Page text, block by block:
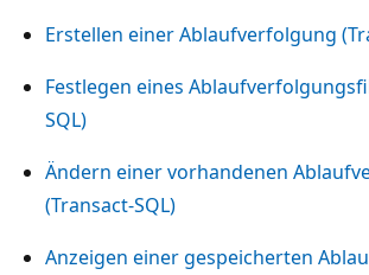
Erstellen einer Ablaufverfolgung
Festlegen eines
SQL)
Ändern einer vorhandenen
(Transact-SQL)
Anzeigen einer gespeicherten